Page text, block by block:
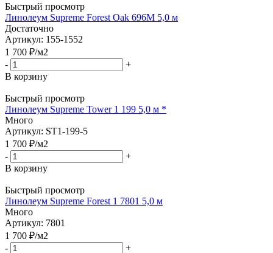
Быстрый просмотр
Линолеум Supreme Forest Oak 696M 5,0 м
Достаточно
Артикул: 155-1552
1 700 ₽/м2
-
+
В корзину
Быстрый просмотр
Линолеум Supreme Tower 1 199 5,0 м *
Много
Артикул: ST1-199-5
1 700 ₽/м2
-
+
В корзину
Быстрый просмотр
Линолеум Supreme Forest 1 7801 5,0 м
Много
Артикул: 7801
1 700 ₽/м2
-
+